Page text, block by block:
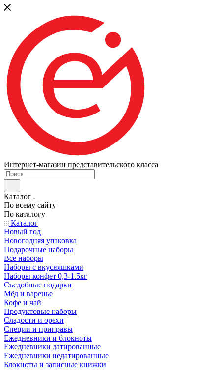
Интернет-магазин представительского класса
Каталог
По всему сайту
По каталогу
Каталог
Новый год
Новогодняя упаковка
Подарочные наборы
Все наборы
Наборы с вкусняшками
Наборы конфет 0,3-1.5кг
Съедобные подарки
Мёд и варенье
Кофе и чай
Продуктовые наборы
Сладости и орехи
Специи и приправы
Ежедневники и блокноты
Ежедневники датированные
Ежедневники недатированные
Блокноты и записные книжки